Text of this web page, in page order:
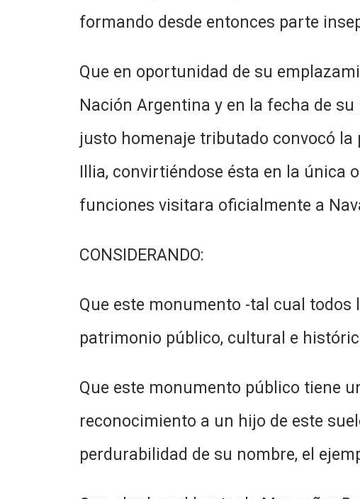
formando desde entonces parte
Que en oportunidad de su
Nación Argentina y en la fecha de
justo homenaje tributado convocó la
Illia, convirtiéndose ésta en la
funciones visitara oficialmente a
CONSIDERANDO:
Que este monumento -tal cual
patrimonio público, cultural e
Que este monumento público tiene
reconocimiento a un hijo de este
perdurabilidad de su nombre, el